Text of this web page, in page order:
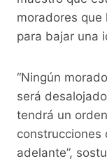
moradores
para bajar una
“Ningún
será
tendrá un
construcciones
adelante”,